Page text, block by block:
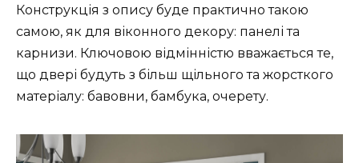
Конструкція з опису буде практично такою
самою, як для віконного декору: панелі та
карнизи. Ключовою відмінністю вважається те,
що двері будуть з більш щільного та жорсткого
матеріалу: бавовни, бамбука, очерету.